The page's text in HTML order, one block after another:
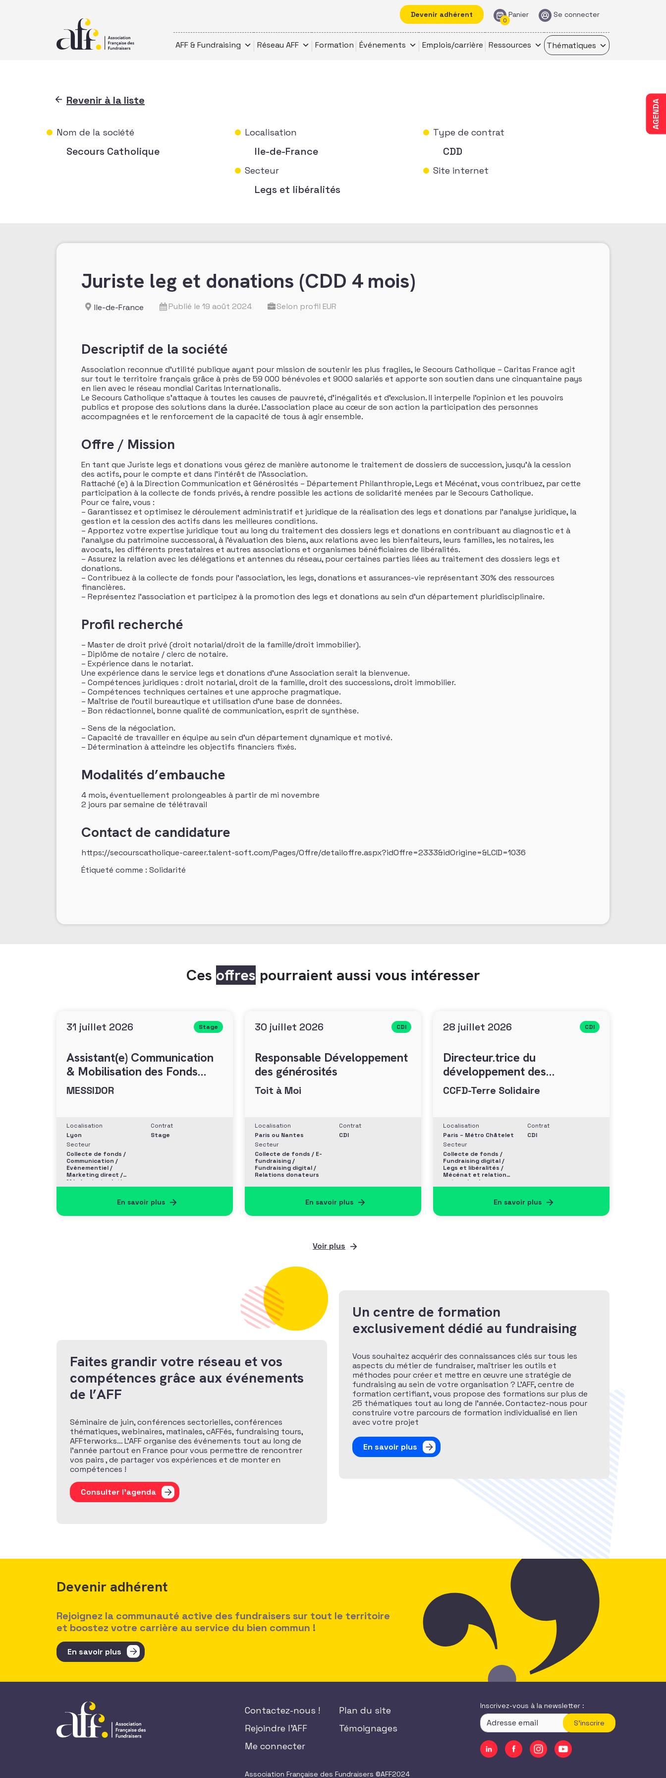
Devenir adhérent Panier
0
Se connecter
AFF & Fundraising Réseau AFF Formation Événements Emplois/carrière Ressources Thématiques
AGENDA
Revenir à la liste
Nom de la société
Secours Catholique
Localisation
Ile-de-France
Secteur
Legs et libéralités
Type de contrat
CDD
Site internet
Juriste leg et donations (CDD 4 mois)
Ile-de-France Publié le 19 août 2024 Selon profil EUR
Descriptif de la société
Association reconnue d’utilité publique ayant pour mission de soutenir les plus fragiles, le Secours Catholique – Caritas France agit
sur tout le territoire français grâce à près de 59 000 bénévoles et 9000 salariés et apporte son soutien dans une cinquantaine pays
en lien avec le réseau mondial Caritas Internationalis.
Le Secours Catholique s’attaque à toutes les causes de pauvreté, d’inégalités et d’exclusion. Il interpelle l’opinion et les pouvoirs
publics et propose des solutions dans la durée. L’association place au cœur de son action la participation des personnes
accompagnées et le renforcement de la capacité de tous à agir ensemble.
Offre / Mission
En tant que Juriste legs et donations vous gérez de manière autonome le traitement de dossiers de succession, jusqu’à la cession
des actifs, pour le compte et dans l’intérêt de l’Association.
Rattaché (e) à la Direction Communication et Générosités – Département Philanthropie, Legs et Mécénat, vous contribuez, par cette
participation à la collecte de fonds privés, à rendre possible les actions de solidarité menées par le Secours Catholique.
Pour ce faire, vous :
– Garantissez et optimisez le déroulement administratif et juridique de la réalisation des legs et donations par l’analyse juridique, la
gestion et la cession des actifs dans les meilleures conditions.
– Apportez votre expertise juridique tout au long du traitement des dossiers legs et donations en contribuant au diagnostic et à
l’analyse du patrimoine successoral, à l’évaluation des biens, aux relations avec les bienfaiteurs, leurs familles, les notaires, les
avocats, les différents prestataires et autres associations et organismes bénéficiaires de libéralités.
– Assurez la relation avec les délégations et antennes du réseau, pour certaines parties liées au traitement des dossiers legs et
donations.
– Contribuez à la collecte de fonds pour l’association, les legs, donations et assurances-vie représentant 30% des ressources
financières.
– Représentez l’association et participez à la promotion des legs et donations au sein d’un département pluridisciplinaire.
Profil recherché
– Master de droit privé (droit notarial/droit de la famille/droit immobilier).
– Diplôme de notaire / clerc de notaire.
– Expérience dans le notariat.
Une expérience dans le service legs et donations d’une Association serait la bienvenue.
– Compétences juridiques : droit notarial, droit de la famille, droit des successions, droit immobilier.
– Compétences techniques certaines et une approche pragmatique.
– Maîtrise de l’outil bureautique et utilisation d’une base de données.
– Bon rédactionnel, bonne qualité de communication, esprit de synthèse.
– Sens de la négociation.
– Capacité de travailler en équipe au sein d’un département dynamique et motivé.
– Détermination à atteindre les objectifs financiers fixés.
Modalités d’embauche
4 mois, éventuellement prolongeables à partir de mi novembre
2 jours par semaine de télétravail
Contact de candidature
https://secourscatholique-career.talent-soft.com/Pages/Offre/detailoffre.aspx?idOffre=2333&idOrigine=&LCID=1036
Étiqueté comme : Solidarité
Ces offres pourraient aussi vous intéresser
31 juillet 2026 Stage
Assistant(e) Communication
& Mobilisation des Fonds
(H/F)
MESSIDOR
Localisation
Lyon
Secteur
Collecte de fonds /
Communication /
Evènementiel /
Marketing direct /
Mécénat et relation
entreprise
Contrat
Stage
En savoir plus
30 juillet 2026 CDI
Responsable Développement
des générosités
Toit à Moi
Localisation
Paris ou Nantes
Secteur
Collecte de fonds / E-
fundraising /
Fundraising digital /
Relations donateurs
Contrat
CDI
En savoir plus
28 juillet 2026 CDI
Directeur.trice du
développement des
générosités (F/H)
CCFD-Terre Solidaire
Localisation
Paris – Métro Châtelet
Secteur
Collecte de fonds /
Fundraising digital /
Legs et libéralités /
Mécénat et relation
entreprise /
Philanthropie et
Contrat
CDI
En savoir plus
Voir plus
Faites grandir votre réseau et vos
compétences grâce aux événements
de l’AFF
Séminaire de juin, conférences sectorielles, conférences
thématiques, webinaires, matinales, cAFFés, fundraising tours,
AFFterworks… L’AFF organise des événements tout au long de
l’année partout en France pour vous permettre de rencontrer
vos pairs , de partager vos expériences et de monter en
compétences !
Consulter l'agenda
Un centre de formation
exclusivement dédié au fundraising
Vous souhaitez acquérir des connaissances clés sur tous les
aspects du métier de fundraiser, maîtriser les outils et
méthodes pour créer et mettre en œuvre une stratégie de
fundraising au sein de votre organisation ? L’AFF, centre de
formation certifiant, vous propose des formations sur plus de
25 thématiques tout au long de l’année. Contactez-nous pour
construire votre parcours de formation individualisé en lien
avec votre projet
En savoir plus
Devenir adhérent
Rejoignez la communauté active des fundraisers sur tout le territoire
et boostez votre carrière au service du bien commun !
En savoir plus
Contactez-nous !
Rejoindre l'AFF
Me connecter
Plan du site
Témoignages
Association Française des Fundraisers ©AFF2024
Inscrivez-vous à la newsletter :
S'inscrire